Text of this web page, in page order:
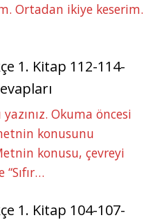
Ortadan ikiye keserim.
1. Kitap 112-114-
Okuma öncesi
konusunu
konusu, çevreyi
1. Kitap 104-107-